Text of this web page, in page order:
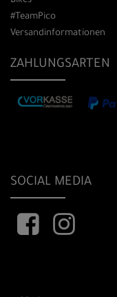
#TeamPico
Versandinformationen
ZAHLUNGSARTEN
SOCIAL MEDIA